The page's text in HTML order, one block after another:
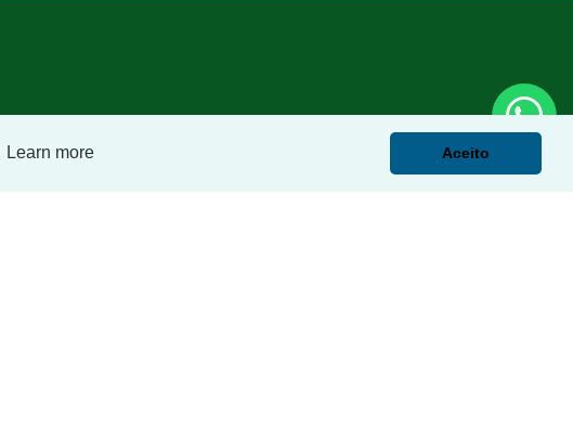
Learn more Aceito